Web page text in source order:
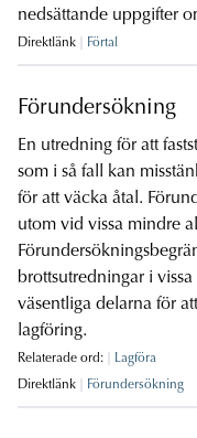
nedsättande uppgifter
Direktlänk Förtal
Förundersökning
En utredning för att
som i så fall kan
för att väcka åtal.
utom vid vissa mindre
brottsutredningar i
väsentliga delarna för
lagföring.
Relaterade ord:
Lagföra
Direktlänk
Förundersökning